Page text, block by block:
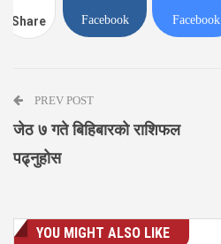
Share Facebook Facebook
PREV POST
जेठ ७ गते बिहिबारको राशिफल
पढ्नुहोस
YOU MIGHT ALSO LIKE